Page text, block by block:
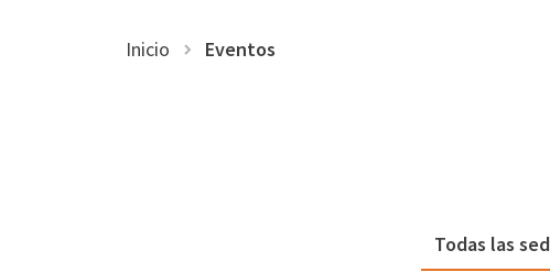
Inicio Eventos
Todas las